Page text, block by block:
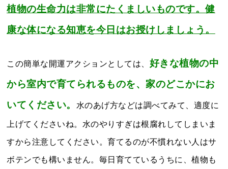
植物の生命力は非常にたくましいものです。健
康な体になる知恵を今日はお授けしましょう。
この簡単な開運アクションとしては、 好きな植物の中
から室内で育てられるものを、家のどこかにお
いてください。
水のあげ方などは調べてみて、適度に
上げてくださいね。水のやりすぎは根腐れしてしまいま
すから注意してください。育てるのが不慣れない人はサ
ボテンでも構いません。毎日育てているうちに、植物も